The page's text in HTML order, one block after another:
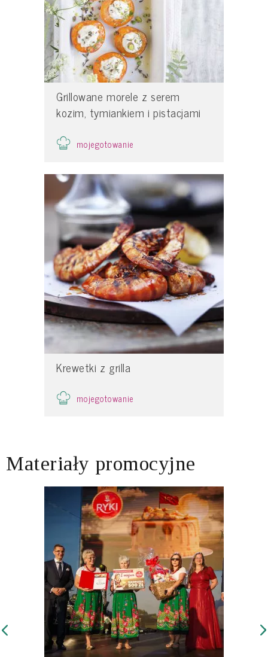
Grillowane morele z serem
kozim, tymiankiem i pistacjami
mojegotowanie
Krewetki z grilla
mojegotowanie
Materiały promocyjne